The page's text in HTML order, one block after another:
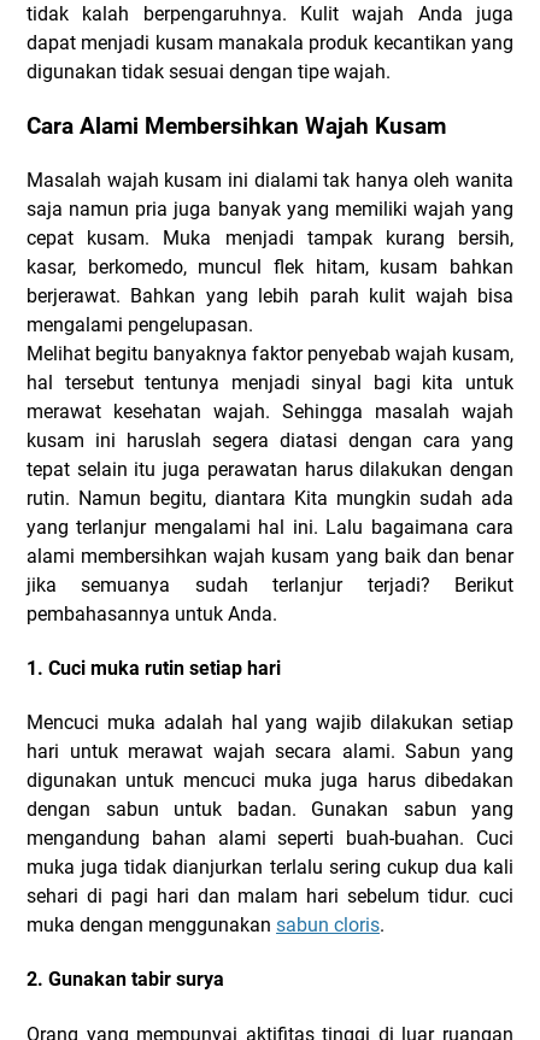
tidak kalah berpengaruhnya. Kulit wajah Anda juga
dapat menjadi kusam manakala produk kecantikan yang
digunakan tidak sesuai dengan tipe wajah.
Cara Alami Membersihkan Wajah Kusam
Masalah wajah kusam ini dialami tak hanya oleh wanita
saja namun pria juga banyak yang memiliki wajah yang
cepat kusam. Muka menjadi tampak kurang bersih,
kasar, berkomedo, muncul flek hitam, kusam bahkan
berjerawat. Bahkan yang lebih parah kulit wajah bisa
mengalami pengelupasan.
Melihat begitu banyaknya faktor penyebab wajah kusam,
hal tersebut tentunya menjadi sinyal bagi kita untuk
merawat kesehatan wajah. Sehingga masalah wajah
kusam ini haruslah segera diatasi dengan cara yang
tepat selain itu juga perawatan harus dilakukan dengan
rutin. Namun begitu, diantara Kita mungkin sudah ada
yang terlanjur mengalami hal ini. Lalu bagaimana cara
alami membersihkan wajah kusam yang baik dan benar
jika semuanya sudah terlanjur terjadi? Berikut
pembahasannya untuk Anda.
1. Cuci muka rutin setiap hari
Mencuci muka adalah hal yang wajib dilakukan setiap
hari untuk merawat wajah secara alami. Sabun yang
digunakan untuk mencuci muka juga harus dibedakan
dengan sabun untuk badan. Gunakan sabun yang
mengandung bahan alami seperti buah-buahan. Cuci
muka juga tidak dianjurkan terlalu sering cukup dua kali
sehari di pagi hari dan malam hari sebelum tidur. cuci
muka dengan menggunakan sabun cloris.
2. Gunakan tabir surya
Orang yang mempunyai aktifitas tinggi di luar ruangan